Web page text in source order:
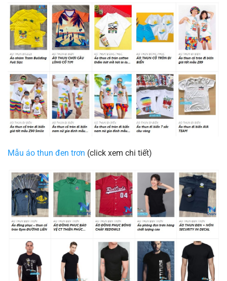
Mẫu áo thun đen trơn (click xem chi tiết)